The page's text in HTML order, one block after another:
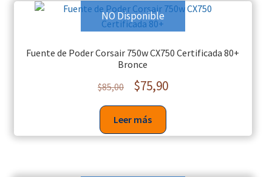
NO Disponible
Fuente de Poder Corsair 750w CX750 Certificada 80+
Bronce
$85,00 $75,90
Leer más